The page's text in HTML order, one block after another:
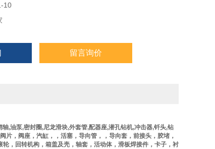
10
留言询价
轴,油泵,密封圈,尼龙滑块,外套管,配器座,潜孔钻机,冲击器,钎头,钻
片，阀座，汽缸，，活塞，导向管，，导向套，前接头，胶堵，
，回转机构，箱盖及壳，轴套，活动体，滑板焊接件，卡子，衬